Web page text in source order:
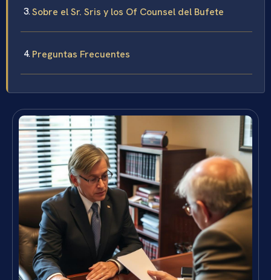
Sobre el Sr. Sris y los Of Counsel del Bufete
Preguntas Frecuentes